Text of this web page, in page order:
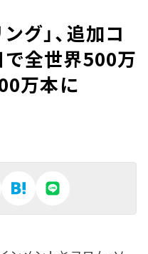
グ」、追加コ
全世界500万
万本に